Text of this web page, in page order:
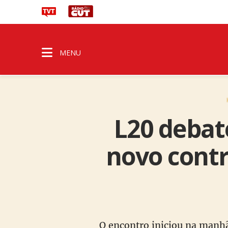
MENU
L20
novo
O encontro iniciou na